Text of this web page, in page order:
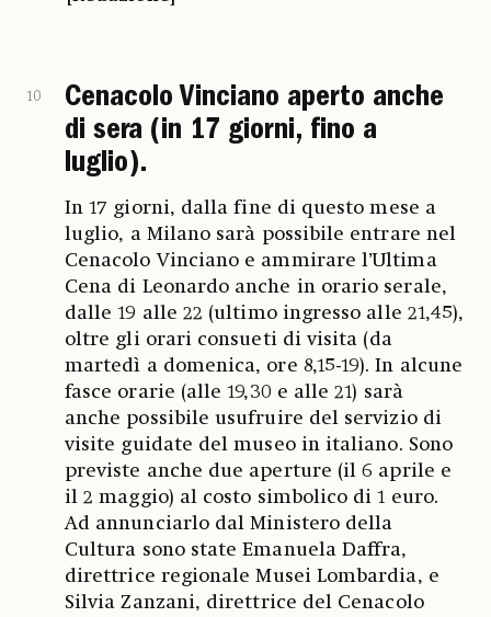
10
Cenacolo Vinciano aperto anche
di sera (in 17 giorni, fino a
luglio).
In 17 giorni, dalla fine di questo mese a
luglio, a Milano sarà possibile entrare nel
Cenacolo Vinciano e ammirare l’Ultima
Cena di Leonardo anche in orario serale,
dalle 19 alle 22 (ultimo ingresso alle 21,45),
oltre gli orari consueti di visita (da
martedì a domenica, ore 8,15-19). In alcune
fasce orarie (alle 19,30 e alle 21) sarà
anche possibile usufruire del servizio di
visite guidate del museo in italiano. Sono
previste anche due aperture (il 6 aprile e
il 2 maggio) al costo simbolico di 1 euro.
Ad annunciarlo dal Ministero della
Cultura sono state Emanuela Daffra,
direttrice regionale Musei Lombardia, e
Silvia Zanzani, direttrice del Cenacolo